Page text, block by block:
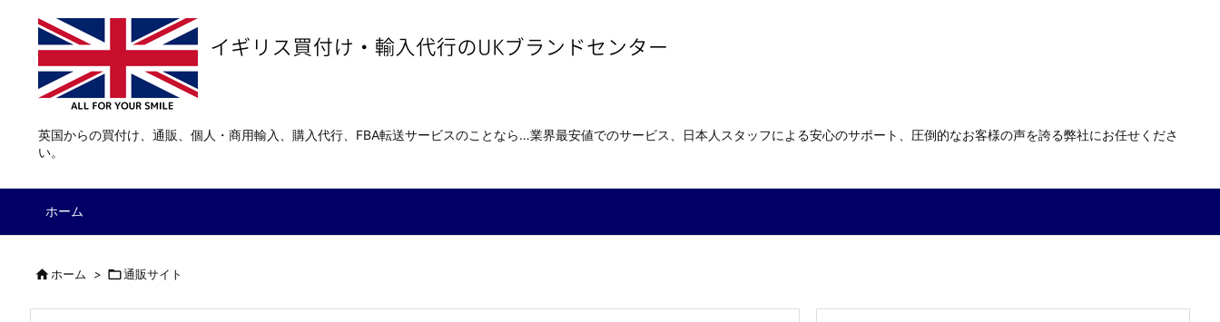
英国からの買付け、通販、個人・商用輸入、購入代行、FBA転送サービスのことなら…業界最安値でのサービス、日本人スタッフによる安心のサポート、圧倒的なお客様の声を誇る弊社にお任せくださ
い。
ホーム
ホーム > 通販サイト